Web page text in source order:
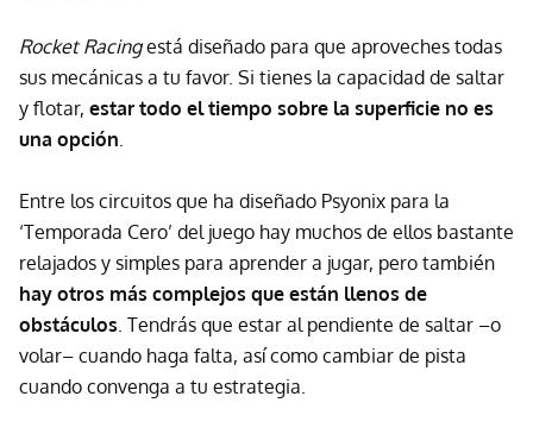
Rocket Racingestá diseñado para que aproveches todas
sus mecánicas a tu favor. Si tienes la capacidad de saltar
y flotar, estar todo el tiempo sobre la superficie no es
una opción
Entre los circuitos que ha diseñado Psyonix para la
‘Temporada Cero’ del juego hay muchos de ellos bastante
relajados y simples para aprender a jugar, pero también
hay otros más complejos que están llenos de
obstáculos . Tendrás que estar al pendiente de saltar –o
volar– cuando haga falta, así como cambiar de pista
cuando convenga a tu estrategia.